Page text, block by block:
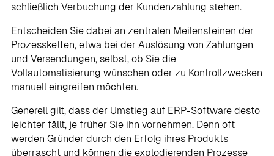
schließlich Verbuchung der Kundenzahlung stehen.
Entscheiden Sie dabei an zentralen Meilensteinen der
Prozessketten, etwa bei der Auslösung von Zahlungen
und Versendungen, selbst, ob Sie die
Vollautomatisierung wünschen oder zu Kontrollzwecken
manuell eingreifen möchten.
Generell gilt, dass der Umstieg auf ERP-Software desto
leichter fällt, je früher Sie ihn vornehmen. Denn oft
werden Gründer durch den Erfolg ihres Produkts
überrascht und können die explodierenden Prozesse